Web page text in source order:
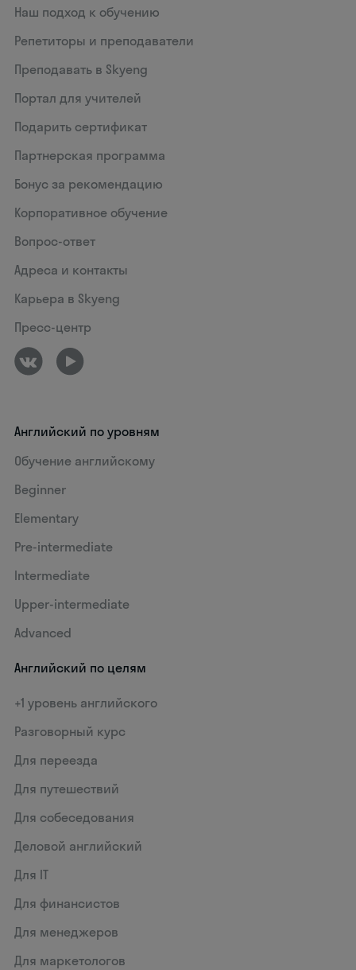
Наш подход к обучению
Репетиторы и преподаватели
Преподавать в Skyeng
Портал для учителей
Подарить сертификат
Партнерская программа
Бонус за рекомендацию
Корпоративное обучение
Вопрос-ответ
Адреса и контакты
Карьера в Skyeng
Пресс-центр
Английский по уровням
Обучение английскому
Beginner
Elementary
Pre-intermediate
Intermediate
Upper-intermediate
Advanced
Английский по целям
+1 уровень английского
Разговорный курс
Для переезда
Для путешествий
Для собеседования
Деловой английский
Для IT
Для финансистов
Для менеджеров
Для маркетологов